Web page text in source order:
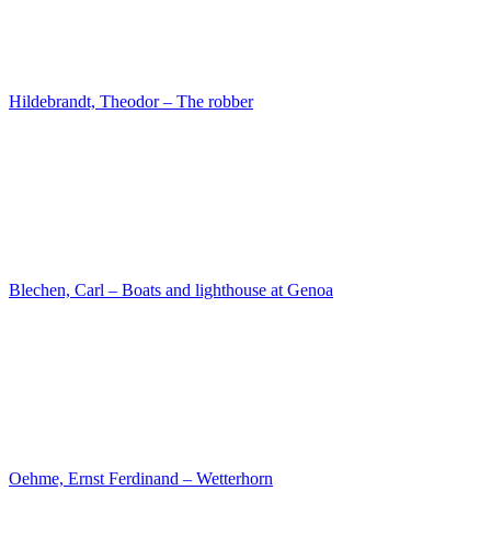
Blechen, Carl – Italian landscape
Hübner, Julius – Ruth and Naemi